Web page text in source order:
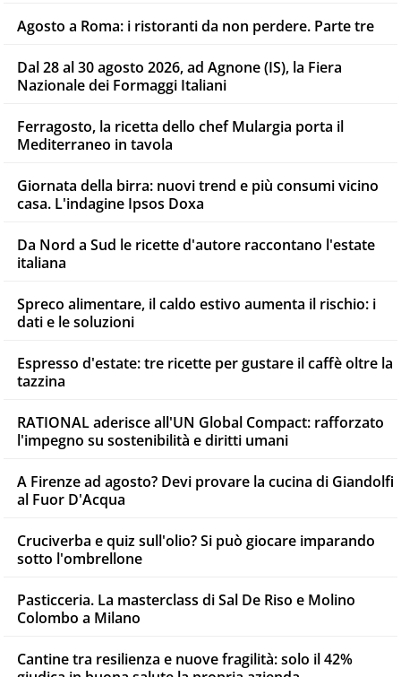
Agosto a Roma: i ristoranti da non perdere. Parte tre
Dal 28 al 30 agosto 2026, ad Agnone (IS), la Fiera
Nazionale dei Formaggi Italiani
Ferragosto, la ricetta dello chef Mulargia porta il
Mediterraneo in tavola
Giornata della birra: nuovi trend e più consumi vicino
casa. L'indagine Ipsos Doxa
Da Nord a Sud le ricette d'autore raccontano l'estate
italiana
Spreco alimentare, il caldo estivo aumenta il rischio: i
dati e le soluzioni
Espresso d'estate: tre ricette per gustare il caffè oltre la
tazzina
RATIONAL aderisce all'UN Global Compact: rafforzato
l'impegno su sostenibilità e diritti umani
A Firenze ad agosto? Devi provare la cucina di Giandolfi
al Fuor D'Acqua
Cruciverba e quiz sull'olio? Si può giocare imparando
sotto l'ombrellone
Pasticceria. La masterclass di Sal De Riso e Molino
Colombo a Milano
Cantine tra resilienza e nuove fragilità: solo il 42%